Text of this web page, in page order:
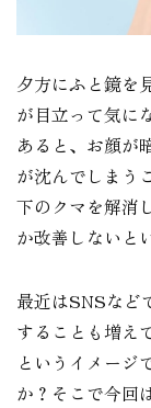
夕方にふと鏡を
が目立って気に
あると、お顔が
が沈んでしまう
下のクマを解消
か改善しないと
最近はSNSなど
することも増え
というイメージ
か？そこで今回